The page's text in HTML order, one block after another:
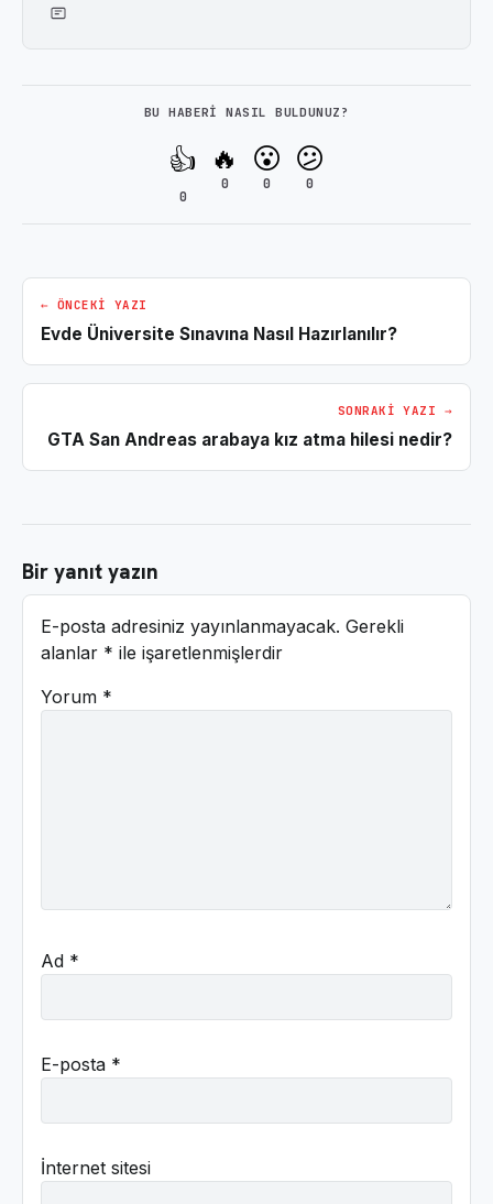
BU HABERI NASIL BULDUNUZ?
👍
0
🔥
0
😮
0
😕
0
← ÖNCEKI YAZI
Evde Üniversite Sınavına Nasıl Hazırlanılır?
SONRAKI YAZI →
GTA San Andreas arabaya kız atma hilesi nedir?
Bir yanıt yazın
E-posta adresiniz yayınlanmayacak. Gerekli
alanlar * ile işaretlenmişlerdir
Yorum *
Ad *
E-posta *
İnternet sitesi